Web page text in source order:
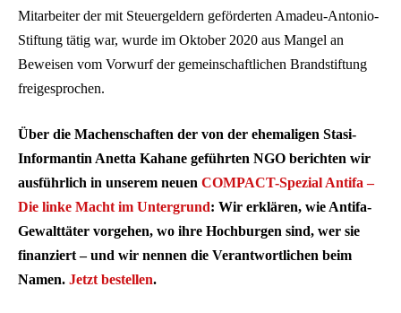
Mitarbeiter der mit Steuergeldern geförderten Amadeu-Antonio-
Stiftung tätig war, wurde im Oktober 2020 aus Mangel an
Beweisen vom Vorwurf der gemeinschaftlichen Brandstiftung
freigesprochen.
Über die Machenschaften der von der ehemaligen Stasi-
Informantin Anetta Kahane geführten NGO berichten wir
ausführlich in unserem neuen COMPACT-Spezial Antifa –
Die linke Macht im Untergrund: Wir erklären, wie Antifa-
Gewalttäter vorgehen, wo ihre Hochburgen sind, wer sie
finanziert – und wir nennen die Verantwortlichen beim
Namen. Jetzt bestellen.